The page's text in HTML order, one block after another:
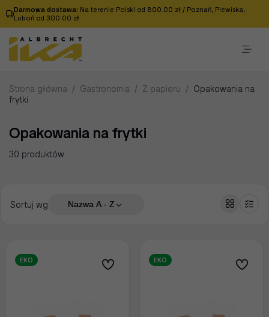
Darmowa dostawa: Na terenie Polski od 800.00 zł / Poznań, Plewiska,
Luboń od 300.00 zł
Strona główna / Gastronomia / Z papieru / Opakowania na
frytki
Opakowania na frytki
30 produktów
Sortuj wg Nazwa A - Z
EKO EKO